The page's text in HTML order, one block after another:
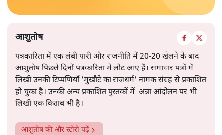
आशुतोष
पत्रकारिता में एक लंबी पारी और राजनीति में 20-20 खेलने के बाद
आशुतोष पिछले दिनों पत्रकारिता में लौट आए हैं। समाचार पत्रों में
लिखी उनकी टिप्पणियाँ 'मुखौटे का राजधर्म' नामक संग्रह से प्रकाशित
हो चुका है। उनकी अन्य प्रकाशित पुस्तकों में अन्ना आंदोलन पर भी
लिखी एक किताब भी है।
आशुतोषकी और स्टोरी पढ़ें